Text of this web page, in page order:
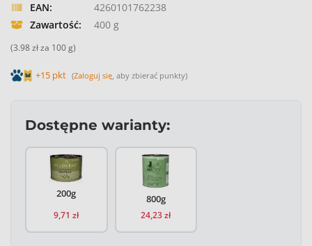
EAN:
4260101762238
Zawartość:
400 g
(3.98 zł za 100 g)
+15 pkt (Zaloguj się , aby zbierać punkty)
Dostępne warianty:
200g
9,71 zł
Catz Finefood Classic N.15 Kurczak i Bażant puszka 200g -
800g
24,23 zł
Catz Finefood Classic N.15 Kurczak i